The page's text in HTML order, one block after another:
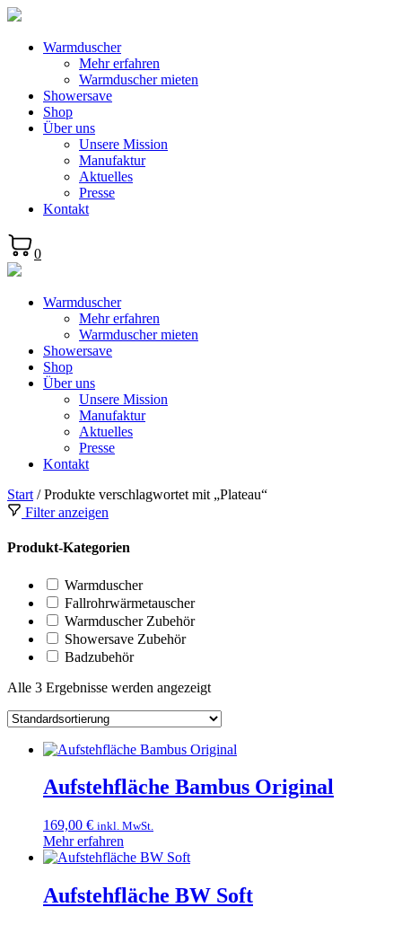
Warmduscher
Mehr erfahren
Warmduscher mieten
Showersave
Shop
Über uns
Unsere Mission
Manufaktur
Aktuelles
Presse
Kontakt
0
Warmduscher
Mehr erfahren
Warmduscher mieten
Showersave
Shop
Über uns
Unsere Mission
Manufaktur
Aktuelles
Presse
Kontakt
Start / Produkte verschlagwortet mit „Plateau“
Filter anzeigen
Produkt-Kategorien
Warmduscher
Fallrohrwärmetauscher
Warmduscher Zubehör
Showersave Zubehör
Badzubehör
Alle 3 Ergebnisse werden angezeigt
Aufstehfläche Bambus Original
169,00 € inkl. MwSt.
Mehr erfahren
Aufstehfläche BW Soft